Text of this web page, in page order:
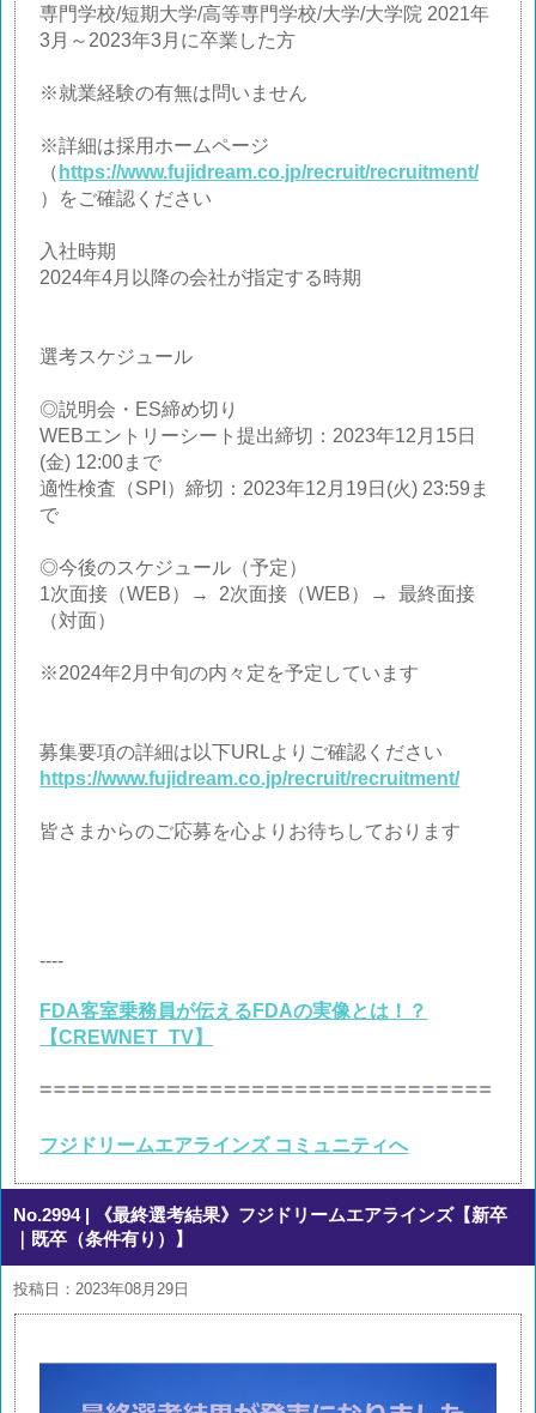
専門学校/短期大学/高等専門学校/大学/大学院 2021年
3月～2023年3月に卒業した方
※就業経験の有無は問いません
※詳細は採用ホームページ
（ https://www.fujidream.co.jp/recruit/recruitment/
）をご確認ください
入社時期
2024年4月以降の会社が指定する時期
選考スケジュール
◎説明会・ES締め切り
WEBエントリーシート提出締切：2023年12月15日
(金) 12:00まで
適性検査（SPI）締切：2023年12月19日(火) 23:59ま
で
◎今後のスケジュール（予定）
1次面接（WEB）→ 2次面接（WEB）→ 最終面接
（対面）
※2024年2月中旬の内々定を予定しています
募集要項の詳細は以下URLよりご確認ください
https://www.fujidream.co.jp/recruit/recruitment/
皆さまからのご応募を心よりお待ちしております
----
FDA客室乗務員が伝えるFDAの実像とは！？
【CREWNET_TV】
フジドリームエアラインズ コミュニティへ
No.2994| 《最終選考結果》フジドリームエアラインズ【新卒
｜既卒（条件有り）】
投稿日：2023年08月29日